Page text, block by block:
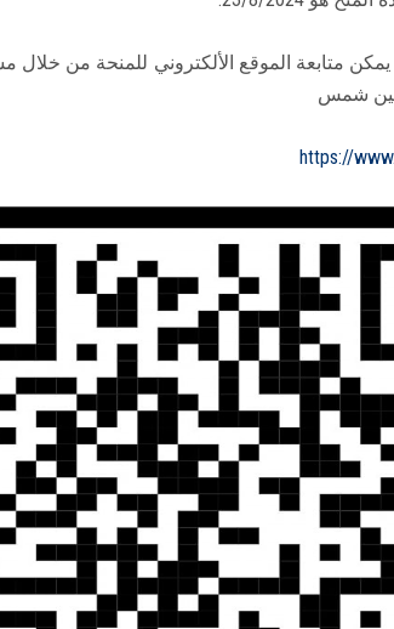
عين شمس
https://